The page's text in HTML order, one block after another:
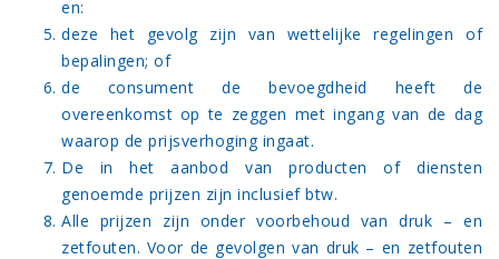
en:
deze het gevolg zijn van wettelijke regelingen of
bepalingen; of
de consument de bevoegdheid heeft de
overeenkomst op te zeggen met ingang van de dag
waarop de prijsverhoging ingaat.
De in het aanbod van producten of diensten
genoemde prijzen zijn inclusief btw.
Alle prijzen zijn onder voorbehoud van druk – en
zetfouten. Voor de gevolgen van druk – en zetfouten